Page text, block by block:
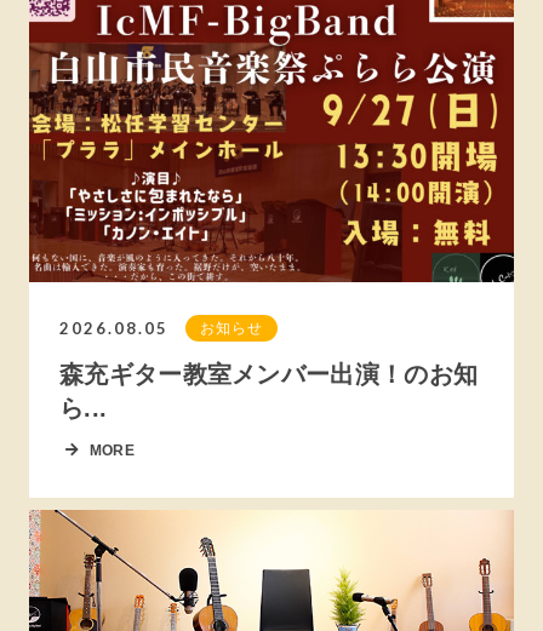
2026.08.05 お知らせ
森充ギター教室メンバー出演！のお知
ら...
MORE